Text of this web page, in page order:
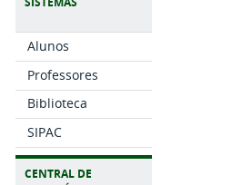
Alunos
Professores
Biblioteca
SIPAC
CENTRAL DE